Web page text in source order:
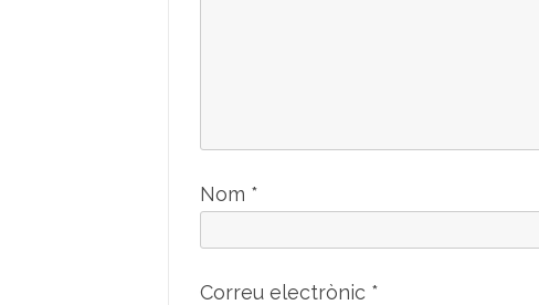
Nom *
Correu electrònic *